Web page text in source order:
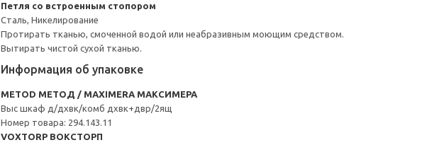
Петля со встроенным стопором
Сталь, Никелирование
Протирать тканью, смоченной водой или неабразивным моющим средством.
Вытирать чистой сухой тканью.
Информация об упаковке
METOD МЕТОД / MAXIMERA МАКСИМЕРА
Выс шкаф д/дхвк/комб дхвк+двр/2ящ
Номер товара: 294.143.11
VOXTORP ВОКСТОРП